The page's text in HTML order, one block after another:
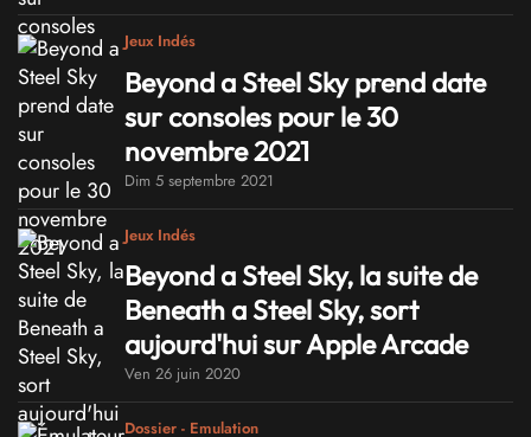
Jeux Indés
Beyond a Steel Sky prend date
sur consoles pour le 30
novembre 2021
Dim 5 septembre 2021
Jeux Indés
Beyond a Steel Sky, la suite de
Beneath a Steel Sky, sort
aujourd'hui sur Apple Arcade
Ven 26 juin 2020
Dossier - Emulation